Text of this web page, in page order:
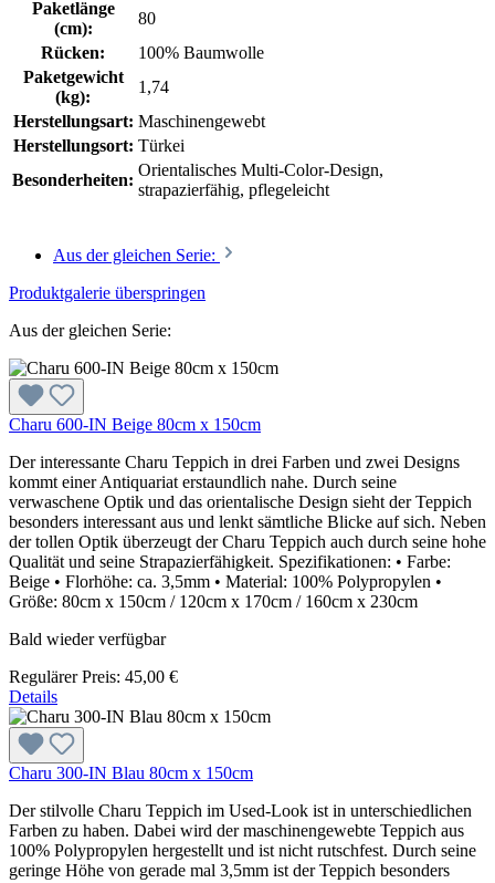
Paketlänge
(cm):
80
Rücken:
100% Baumwolle
Paketgewicht
(kg):
1,74
Herstellungsart: Maschinengewebt
Herstellungsort: Türkei
Besonderheiten:
Orientalisches Multi-Color-Design,
strapazierfähig, pflegeleicht
Aus der gleichen Serie:
Produktgalerie überspringen
Aus der gleichen Serie:
Charu 600-IN Beige 80cm x 150cm
Der interessante Charu Teppich in drei Farben und zwei Designs
kommt einer Antiquariat erstaundlich nahe. Durch seine
verwaschene Optik und das orientalische Design sieht der Teppich
besonders interessant aus und lenkt sämtliche Blicke auf sich. Neben
der tollen Optik überzeugt der Charu Teppich auch durch seine hohe
Qualität und seine Strapazierfähigkeit. Spezifikationen: • Farbe:
Beige • Florhöhe: ca. 3,5mm • Material: 100% Polypropylen •
Größe: 80cm x 150cm / 120cm x 170cm / 160cm x 230cm
Bald wieder verfügbar
Regulärer Preis: 45,00 €
Details
Charu 300-IN Blau 80cm x 150cm
Der stilvolle Charu Teppich im Used-Look ist in unterschiedlichen
Farben zu haben. Dabei wird der maschinengewebte Teppich aus
100% Polypropylen hergestellt und ist nicht rutschfest. Durch seine
geringe Höhe von gerade mal 3,5mm ist der Teppich besonders